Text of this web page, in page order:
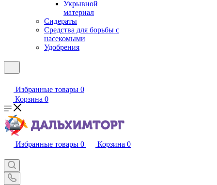
Укрывной
материал
Сидераты
Средства для борьбы с
насекомыми
Удобрения
Избранные товары 0
Корзина 0
Избранные товары 0 Корзина 0